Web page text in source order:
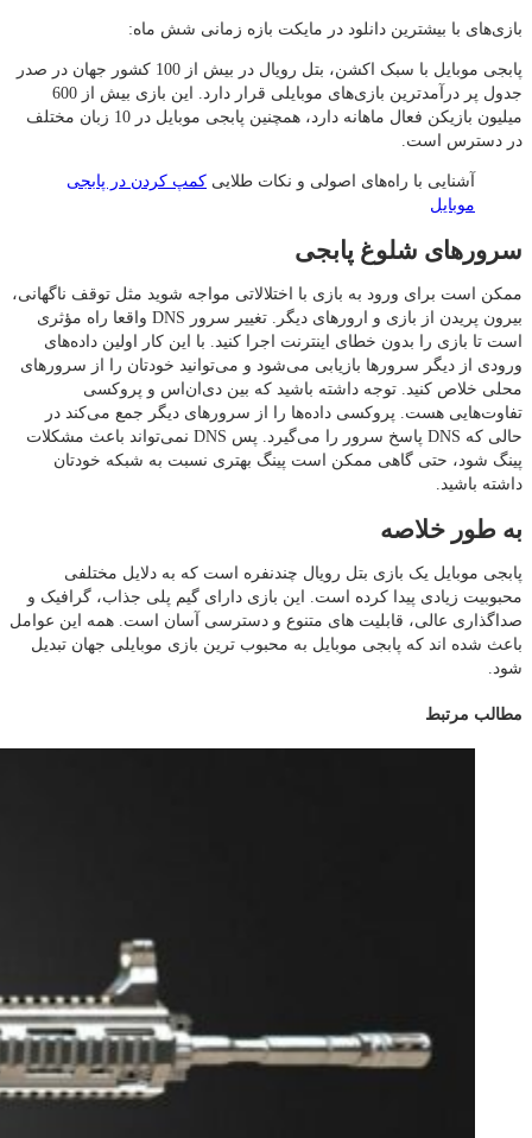
بازی‌های با بیشترین دانلود در مایکت بازه زمانی شش ماه:
پابجی موبایل با سبک اکشن، بتل رویال در بیش از 100 کشور جهان در صدر
جدول پر درآمدترین بازی‌های موبایلی قرار دارد. این بازی بیش از 600
میلیون بازیکن فعال ماهانه دارد، همچنین پابجی موبایل در 10 زبان مختلف
در دسترس است.
آشنایی با راه‌های اصولی و نکات طلایی کمپ کردن در پابجی
موبایل
سرورهای شلوغ پابجی
ممکن است برای ورود به بازی با اختلالاتی مواجه شوید مثل توقف ناگهانی،
بیرون پریدن از بازی و ارورهای دیگر. تغییر سرور DNS واقعا راه مؤثری
است تا بازی را بدون خطای اینترنت اجرا کنید. با این کار اولین داده‌های
ورودی از دیگر سرورها بازیابی می‌شود و می‌توانید خودتان را از سرورهای
محلی خلاص کنید. توجه داشته باشید که بین دی‌ان‌اس و پروکسی
تفاوت‌هایی هست. پروکسی داده‌ها را از سرورهای دیگر جمع می‌کند در
حالی که DNS پاسخ سرور را می‌گیرد. پس DNS نمی‌تواند باعث مشکلات
پینگ شود، حتی گاهی ممکن است پینگ بهتری نسبت به شبکه خودتان
داشته باشید.
به طور خلاصه
پابجی موبایل یک بازی بتل رویال چندنفره است که به دلایل مختلفی
محبوبیت زیادی پیدا کرده است. این بازی دارای گیم پلی جذاب، گرافیک و
صداگذاری عالی، قابلیت های متنوع و دسترسی آسان است. همه این عوامل
باعث شده اند که پابجی موبایل به محبوب ترین بازی موبایلی جهان تبدیل
شود.
مطالب مرتبط